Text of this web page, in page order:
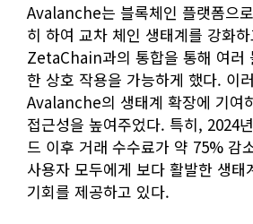
Avalanche는 블록체인 플랫폼으
히 하여 교차 체인 생태계를 강화
ZetaChain과의 통합을 통해 여러
한 상호 작용을 가능하게 했다. 이
Avalanche의 생태계 확장에 기여
접근성을 높여주었다. 특히, 2024
드 이후 거래 수수료가 약 75% 감
사용자 모두에게 보다 활발한 생태
기회를 제공하고 있다.